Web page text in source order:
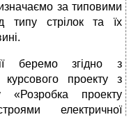
за типовими
типу стрілок та їх
беремо згідно з
проекту з
проекту
електричної